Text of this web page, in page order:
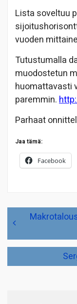
Lista soveltuu
vuoden
Tutustumalla
muodostetun
huomattavasti
paremmin.
Parhaat
Jaa tämä:
Facebook
Artikkelien
selaus